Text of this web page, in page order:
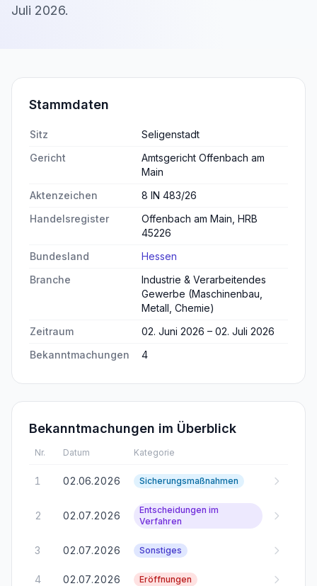
Juli 2026.
Stammdaten
Sitz
Seligenstadt
Gericht
Amtsgericht Offenbach am
Main
Aktenzeichen
8 IN 483/26
Handelsregister
Offenbach am Main, HRB
45226
Bundesland
Hessen
Branche
Industrie & Verarbeitendes
Gewerbe (Maschinenbau,
Metall, Chemie)
Zeitraum
02. Juni 2026 – 02. Juli 2026
Bekanntmachungen
4
Bekanntmachungen im Überblick
Nr. Datum Kategorie
1 02.06.2026 Sicherungsmaßnahmen
2 02.07.2026
Entscheidungen im
Verfahren
3 02.07.2026 Sonstiges
4 02.07.2026 Eröffnungen